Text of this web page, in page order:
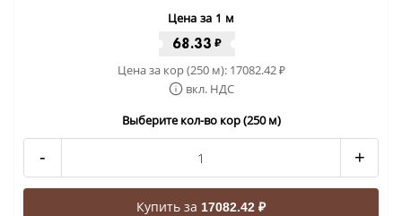
Цена за 1 м
68.33 ₽
Цена за кор (250 м): 17082.42₽
вкл. НДС
Выберите кол-во кор (250 м)
- +
Купить за 17082.42 ₽